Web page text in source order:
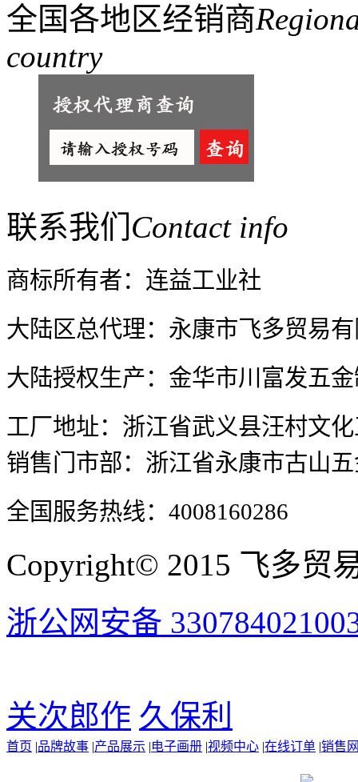
7-25 ST小白菜刀(菠萝刀)
全国各地区经销商
country
联系我们Contact info
商标所有者：连益工业社
大陆区总代理：永康市飞多贸易
大陆授权生产：金华市川富发五
工厂地址：浙江省武义县汪村文
销售门市部：浙江省永康市古山
全国服务热线：4008160286
Copyright© 2015 飞多贸
浙公网安备
关次郎作 久保利
首页 |品牌故事 |产品展示 |电子画册 |视频中心 |在线订单 |销售